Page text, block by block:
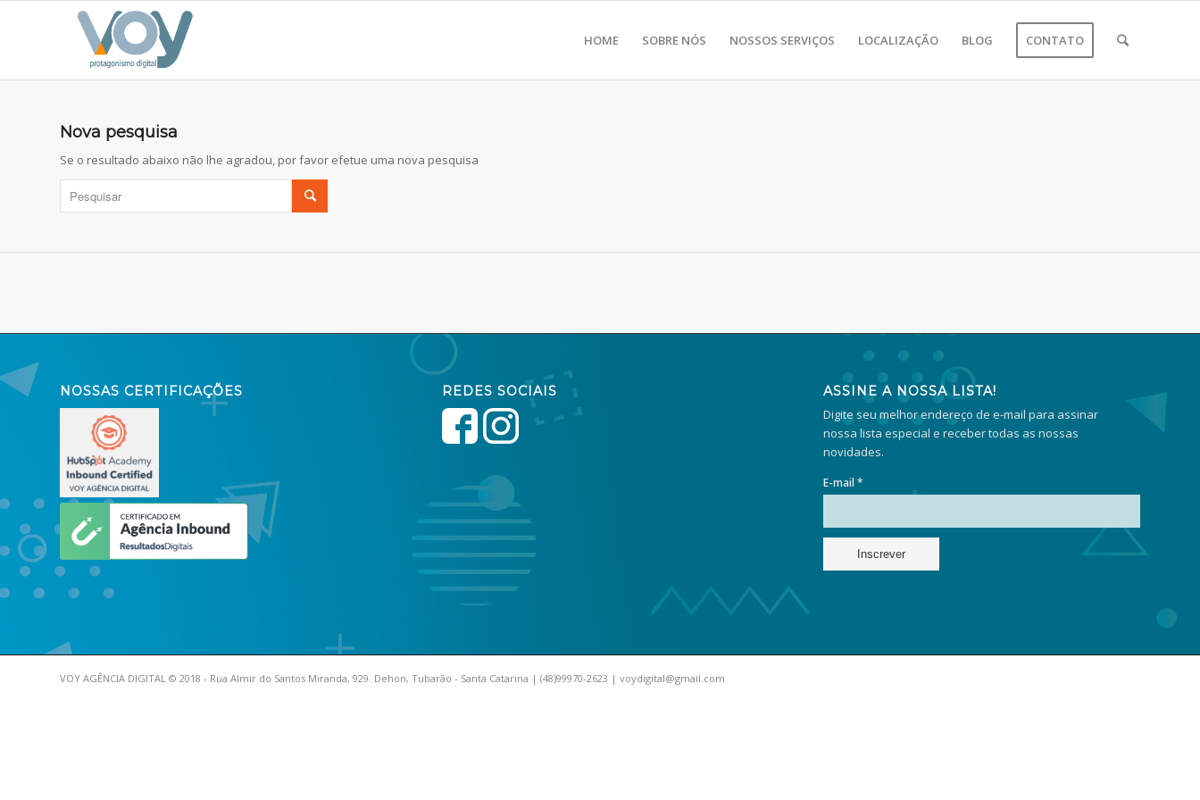
HOME SOBRE NÓS NOSSOS SERVIÇOS LOCALIZAÇÃO BLOG CONTATO
Nova pesquisa
Se o resultado abaixo não lhe agradou, por favor efetue uma nova pesquisa
NOSSAS CERTIFICAÇÕES REDES SOCIAIS
ASSINE A NOSSA LISTA!
Digite seu melhor endereço de e-mail para assinar
nossa lista especial e receber todas as nossas
novidades.
E-mail *
VOY AGÊNCIA DIGITAL © 2018 - Rua Almir do Santos Miranda, 929. Dehon, Tubarão - Santa Catarina | (48)99970-2623 | voydigital@gmail.com